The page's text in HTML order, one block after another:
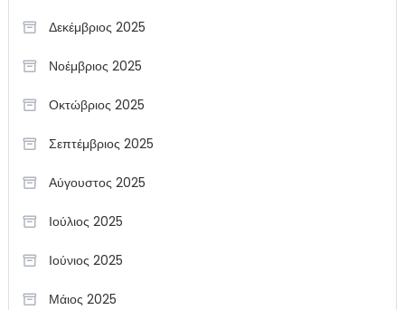
Δεκέμβριος 2025
Νοέμβριος 2025
Οκτώβριος 2025
Σεπτέμβριος 2025
Αύγουστος 2025
Ιούλιος 2025
Ιούνιος 2025
Μάιος 2025